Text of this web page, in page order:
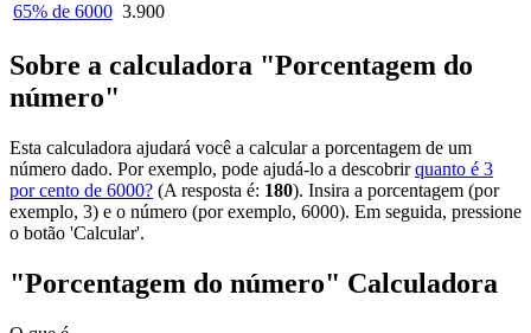
65% de 6000 3.900
Sobre a calculadora "Porcentagem do
número"
Esta calculadora ajudará você a calcular a porcentagem de um
número dado. Por exemplo, pode ajudá-lo a descobrirquanto é 3
por cento de 6000? (A resposta é: 180). Insira a porcentagem (por
exemplo, 3) e o número (por exemplo, 6000). Em seguida, pressione
o botão 'Calcular'.
"Porcentagem do número" Calculadora